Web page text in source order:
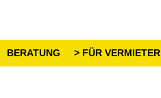
BERATUNG > FÜR VERMIETER